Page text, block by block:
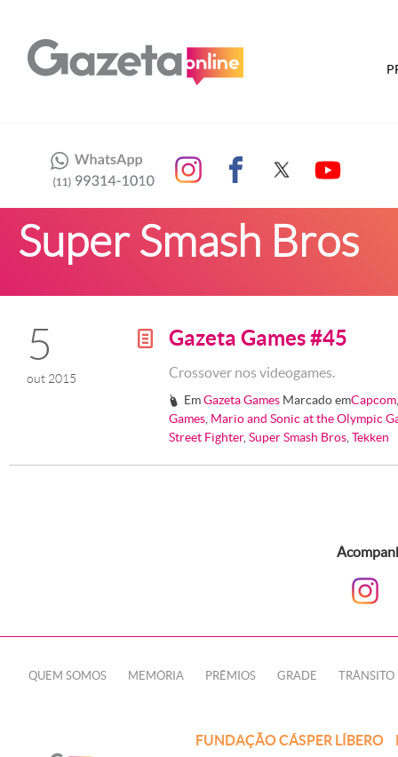
Super Smash Bros
5
out 2015
g Gazeta Games #45
Crossover nos videogames.
# EmGazeta Games Marcado emCapcom
Games Mario and Sonic at the Olympic
Street Fighter, Super Smash Bros Tekken
QUEM SOMOS MEMÓRIA PRÊMIOS GRADE TRÂNSITO
FUNDAÇÃO CÁSPER LÍBERO